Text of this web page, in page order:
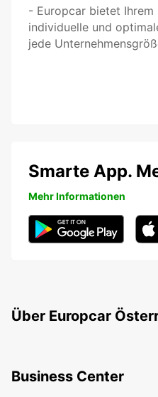
- Europcar bietet Ihrem
individuelle und
jede
Smarte App.
Mehr Informationen
Über Europcar
Business Center